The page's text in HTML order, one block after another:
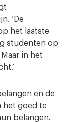
‘De
het laatste
studenten op
in het
en de
het goed te
belangen.